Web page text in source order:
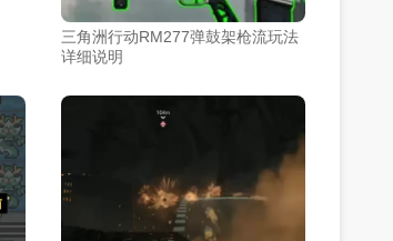
三角洲行动RM277弹鼓架枪流玩法
详细说明